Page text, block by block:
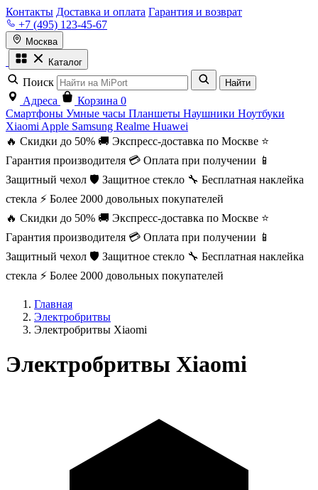
Контакты Доставка и оплата Гарантия и возврат
+7 (495) 123-45-67
Москва
Каталог
Поиск Найти
Адреса Корзина 0
Смартфоны Умные часы Планшеты Наушники Ноутбуки
Xiaomi Apple Samsung Realme Huawei
🔥 Скидки до 50% 🚚 Экспресс-доставка по Москве ⭐
Гарантия производителя 💳 Оплата при получении 📱
Защитный чехол 🛡️ Защитное стекло 🔧 Бесплатная наклейка
стекла ⚡ Более 2000 довольных покупателей
🔥 Скидки до 50% 🚚 Экспресс-доставка по Москве ⭐
Гарантия производителя 💳 Оплата при получении 📱
Защитный чехол 🛡️ Защитное стекло 🔧 Бесплатная наклейка
стекла ⚡ Более 2000 довольных покупателей
Главная
Электробритвы
Электробритвы Xiaomi
Электробритвы Xiaomi